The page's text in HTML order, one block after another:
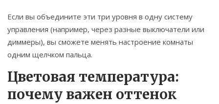
Если вы объедините эти три уровня в одну систему
управления (например, через разные выключатели или
диммеры), вы сможете менять настроение комнаты
одним щелчком пальца.
Цветовая температура:
почему важен оттенок